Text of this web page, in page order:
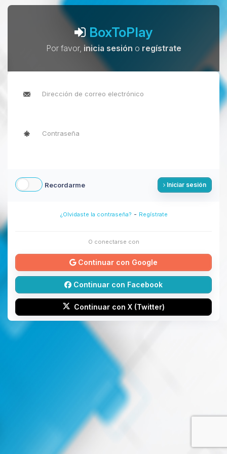
BoxToPlay
Por favor, inicia sesión o regístrate
Recordarme Iniciar sesión
¿Olvidaste la contraseña? - Regístrate
O conectarse con
Continuar con Google
Continuar con Facebook
Continuar con X (Twitter)